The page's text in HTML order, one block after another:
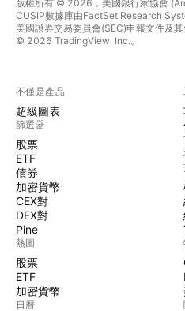
版權所有 © 2026，美國銀行家協會
CUSIP數據庫由FactSet Research
美國證券交易委員會(SEC)申報文件及
© 2026 TradingView, Inc.。
不僅是產品
超級圖表
篩選器
股票
ETF
債券
加密貨幣
CEX對
DEX對
Pine
熱圖
股票
ETF
加密貨幣
日曆